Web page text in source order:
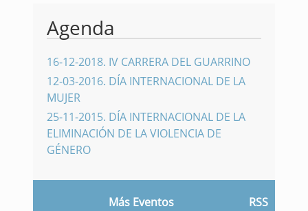
Agenda
16-12-2018. IV CARRERA DEL GUARRINO
12-03-2016. DÍA INTERNACIONAL DE LA
MUJER
25-11-2015. DÍA INTERNACIONAL DE LA
ELIMINACIÓN DE LA VIOLENCIA DE
GÉNERO
Más Eventos RSS